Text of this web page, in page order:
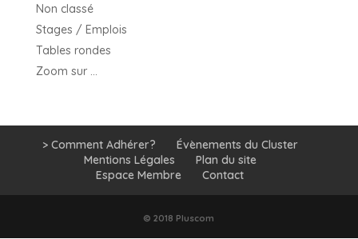
Non classé
Stages / Emplois
Tables rondes
Zoom sur …
> Comment Adhérer?
Évènements du Cluster
Mentions Légales
Plan du site
Espace Membre
Contact
© 2018 Pluscom